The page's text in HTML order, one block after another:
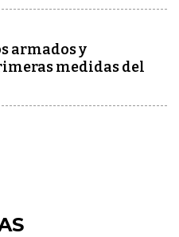
armados y
medidas del